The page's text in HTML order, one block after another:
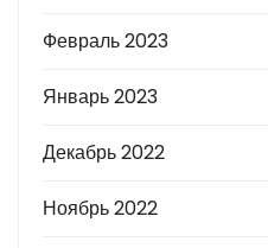
Февраль 2023
Январь 2023
Декабрь 2022
Ноябрь 2022